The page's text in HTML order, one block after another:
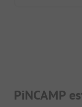
PiNCAMP